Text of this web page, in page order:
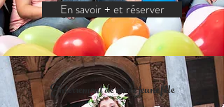
En savoir + et réserver
Enterrement de vie de jeune fille